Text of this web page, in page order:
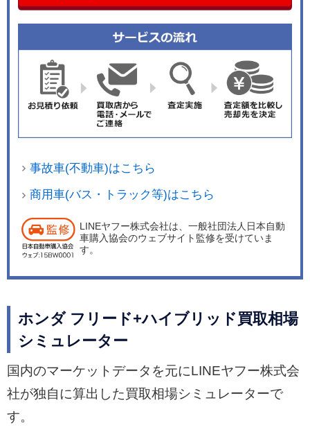
事故車(不動車)はこちら
商用車(バス・トラック等)はこちら
LINEヤフー株式会社は、一般社団法人日本自動
車購入協会のウェブサイト監修を受けていま
す。
ホンダ フリード+ハイブリッド買取相場
シミュレーター
国内のマーケットデータを元にLINEヤフー株式会
社が独自に算出した買取相場シミュレーターで
す。